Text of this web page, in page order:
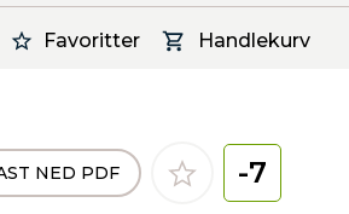
Favoritter Handlekurv
NED PDF -7